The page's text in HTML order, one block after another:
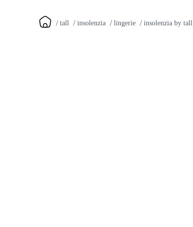
tall insolenzia lingerie insolenzia by tall